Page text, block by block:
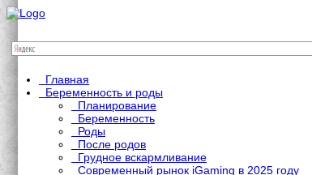
Главная
Беременность и роды
Планирование
Беременность
Роды
После родов
Грудное вскармливание
Современный рынок iGaming в 2025 году